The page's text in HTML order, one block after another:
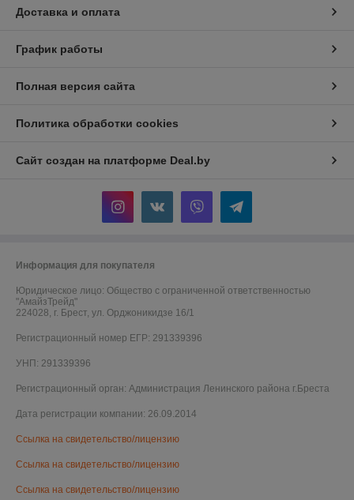
Доставка и оплата
График работы
Полная версия сайта
Политика обработки cookies
Сайт создан на платформе Deal.by
Информация для покупателя
Юридическое лицо: Общество с ограниченной ответственностью
"АмайзТрейд"
224028, г. Брест, ул. Орджоникидзе 16/1
Регистрационный номер ЕГР: 291339396
УНП: 291339396
Регистрационный орган: Администрация Ленинского района г.Бреста
Дата регистрации компании: 26.09.2014
Ссылка на свидетельство/лицензию
Ссылка на свидетельство/лицензию
Ссылка на свидетельство/лицензию